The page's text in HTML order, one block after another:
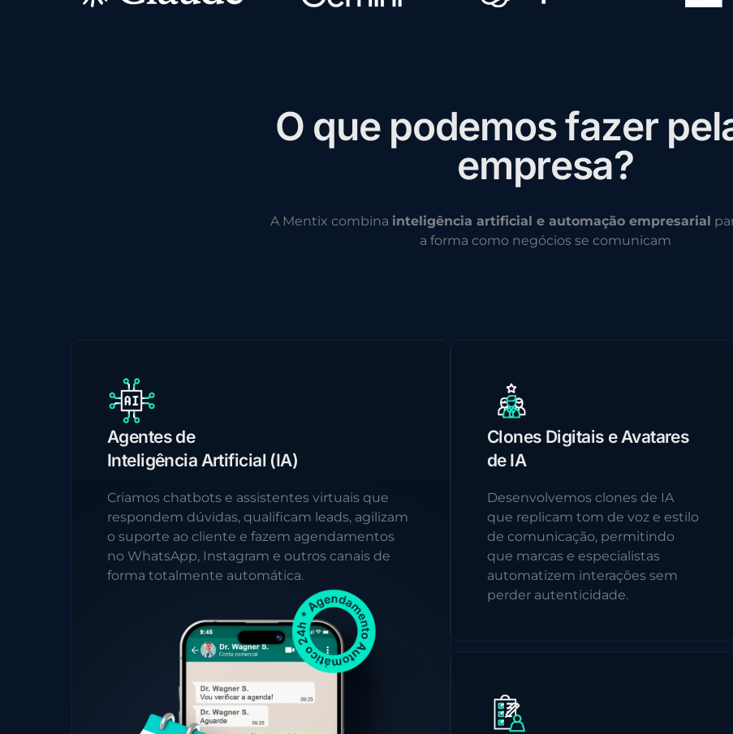
O que podemosfazer pel
empresa?
A Mentix combina inteligência artificial e automação empresarial
a forma como negócios se comunicam
Agentes de
Inteligência Artificial (IA)
Criamos chatbots e assistentes virtuais que
respondem dúvidas, qualificam leads, agilizam
o suporte ao cliente e fazem agendamentos
no WhatsApp, Instagram e outros canais de
forma totalmente automática.
Clones Digitais e Avatares
de IA
Desenvolvemos clones de IA
que replicam tom de voz e estilo
de comunicação, permitindo
que marcas e especialistas
automatizem interações sem
perder autenticidade.